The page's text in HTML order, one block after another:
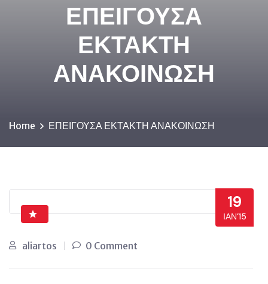
ΕΠΕΙΓΟΥΣΑ
ΕΚΤΑΚΤΗ
ΑΝΑΚΟΙΝΩΣΗ
Home ΕΠΕΙΓΟΥΣΑ ΕΚΤΑΚΤΗ ΑΝΑΚΟΙΝΩΣΗ
19
ΙΑΝ’15
aliartos 0 Comment